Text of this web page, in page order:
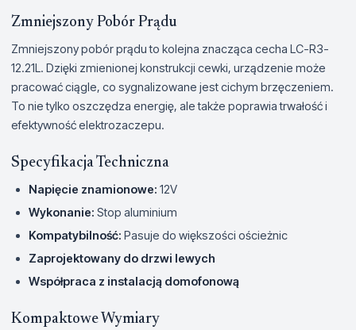
Zmniejszony Pobór Prądu
Zmniejszony pobór prądu to kolejna znacząca cecha LC-R3-
12.21L. Dzięki zmienionej konstrukcji cewki, urządzenie może
pracować ciągle, co sygnalizowane jest cichym brzęczeniem.
To nie tylko oszczędza energię, ale także poprawia trwałość i
efektywność elektrozaczepu.
Specyfikacja Techniczna
Napięcie znamionowe: 12V
Wykonanie: Stop aluminium
Kompatybilność: Pasuje do większości ościeżnic
Zaprojektowany do drzwi lewych
Współpraca z instalacją domofonową
Kompaktowe Wymiary